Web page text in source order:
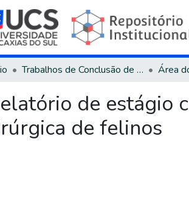
Trabalhos de Conclusão de Curso
de estágio
de felinos